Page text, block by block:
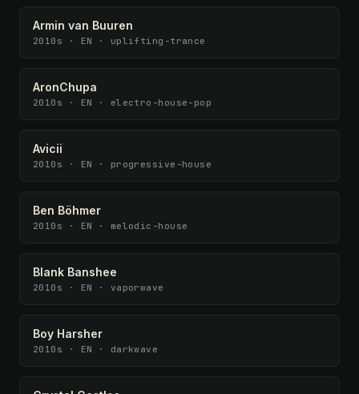
Armin van Buuren
2010s · EN · uplifting-trance
AronChupa
2010s · EN · electro-house-pop
Avicii
2010s · EN · progressive-house
Ben Böhmer
2010s · EN · melodic-house
Blank Banshee
2010s · EN · vaporwave
Boy Harsher
2010s · EN · darkwave